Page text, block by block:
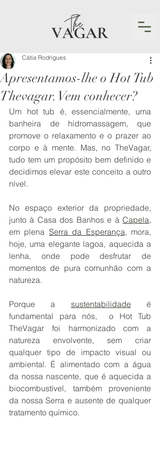
Apresentamos-lhe o Hot Tub
Thevagar. Vem conhecer?
Cátia Rodrigues
Um hot tub é, essencialmente, uma
banheira de hidromassagem, que
promove o relaxamento e o prazer ao
corpo e à mente. Mas, no TheVagar,
tudo tem um propósito bem definido e
decidimos elevar este conceito a outro
nível.
No espaço exterior da propriedade,
junto à Casa dos Banhos e à Capela,
em plena Serra da Esperança, mora,
hoje, uma elegante lagoa, aquecida a
lenha, onde pode desfrutar de
momentos de pura comunhão com a
natureza.
Porque a sustentabilidade é
fundamental para nós,  o Hot Tub
TheVagar foi harmonizado com a
natureza envolvente, sem criar
qualquer tipo de impacto visual ou
ambiental. É alimentado com a água
da nossa nascente, que é aquecida a
biocombustível, também proveniente
da nossa Serra e ausente de qualquer
tratamento químico.